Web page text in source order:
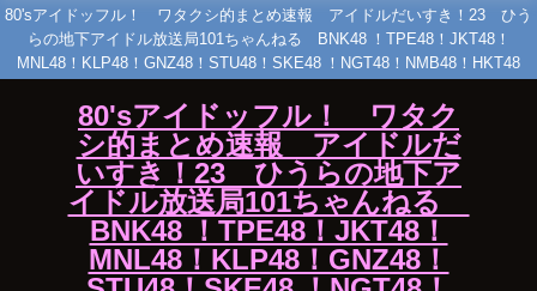
80'sアイドッフル！ ワタクシ的まとめ速報 アイドルだいすき！23 ひう
らの地下アイドル放送局101ちゃんねる BNK48 ！TPE48！JKT48！
MNL48！KLP48！GNZ48！STU48！SKE48 ！NGT48！NMB48！HKT48
80'sアイドッフル！ ワタク
シ的まとめ速報 アイドルだ
いすき！23 ひうらの地下ア
イドル放送局101ちゃんねる
BNK48 ！TPE48！JKT48！
MNL48！KLP48！GNZ48！